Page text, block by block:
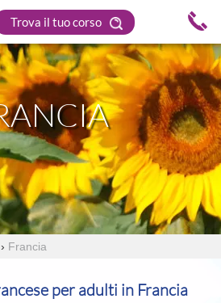
Trova il tuo corso
› Francia
per adulti in Francia